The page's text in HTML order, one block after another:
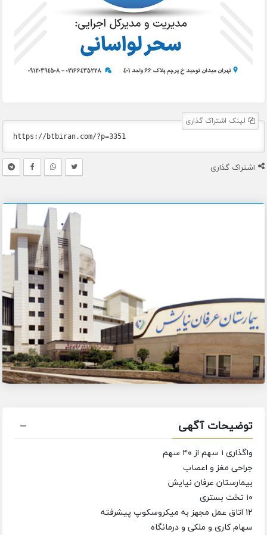
لینک اشتراک گذاری
اشتراک گذاری
توضیحات آگهی
واگذاری ۱ سهم از ۴۰ سهم
جراحی مغز و اعصاب
بیمارستان عرفان نیایش
۱۰ تخت بستری
۱۲ اتاق عمل مجهز به میکروسکوپ پیشرفته
سهام کاری و ملکی و درمانگاه